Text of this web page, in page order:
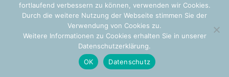
fortlaufend verbessern zu können, verwenden wir Cookies.
Durch die weitere Nutzung der Webseite stimmen Sie der
Verwendung von Cookies zu.
Weitere Informationen zu Cookies erhalten Sie in unserer
Datenschutzerklärung.
OK
Datenschutz